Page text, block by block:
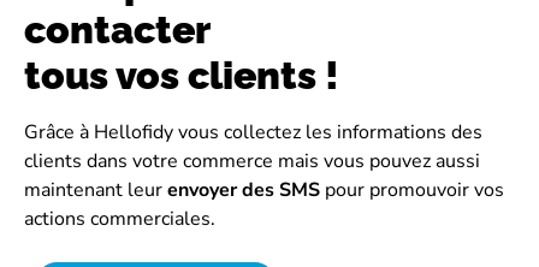
contacter
tous vos clients !
Grâce à Hellofidy vous collectez les informations des
clients dans votre commerce mais vous pouvez aussi
maintenant leurenvoyer des SMS pour promouvoir vos
actions commerciales.